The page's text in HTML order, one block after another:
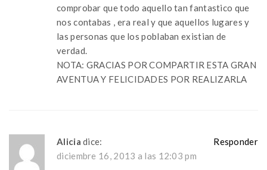
comprobar que todo aquello tan fantastico que
nos contabas , era real y que aquellos lugares y
las personas que los poblaban existian de
verdad.
NOTA: GRACIAS POR COMPARTIR ESTA GRAN
AVENTUA Y FELICIDADES POR REALIZARLA
Alicia dice:
diciembre 16, 2013 a las 12:03 pm
Responder